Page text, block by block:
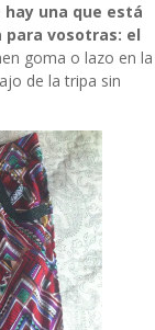
hay una que está
para vosotras: el
goma o lazo en la
de la tripa sin